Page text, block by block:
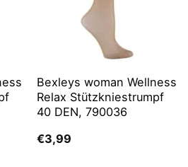
Bexleys woman Wellness
Relax Stützkniestrumpf
40 DEN, 790036
€3,99